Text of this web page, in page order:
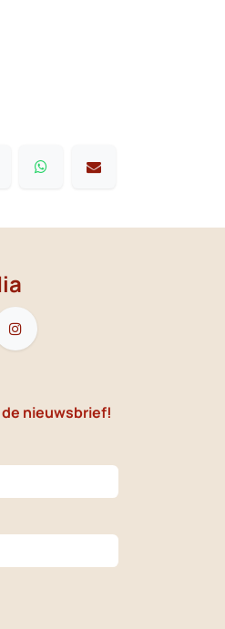
nieuwsbrief!